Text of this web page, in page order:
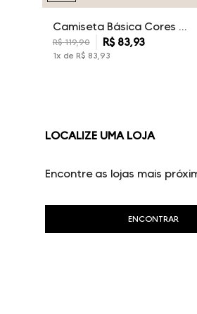
Camiseta Básica Cores Dudalina Masculina
R$ 119,90 R$ 83,93
1x de R$ 83 93
LOCALIZE UMA LOJA
Encontre as lojas mais